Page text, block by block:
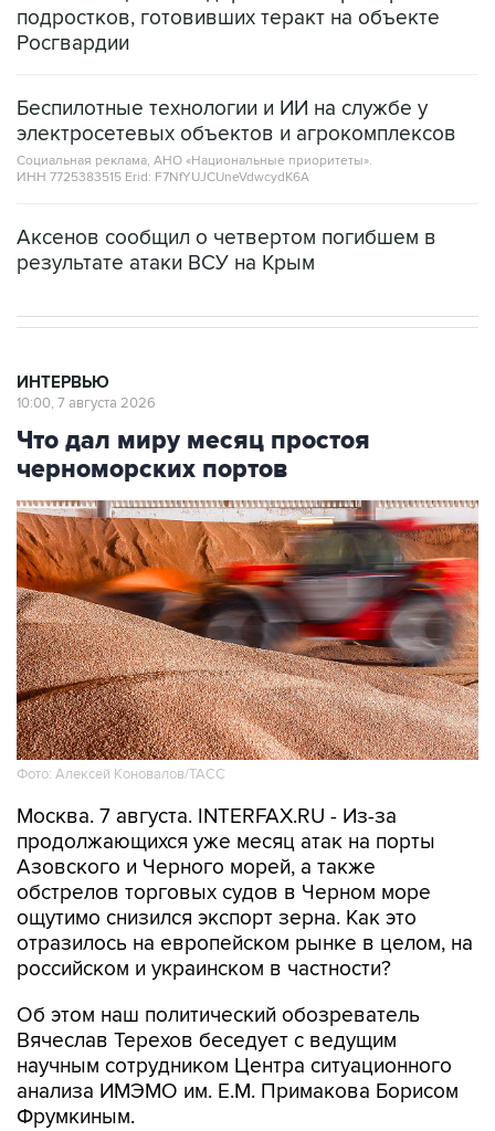
подростков, готовивших теракт на объекте
Росгвардии
Беспилотные технологии и ИИ на службе у
электросетевых объектов и агрокомплексов
Социальная реклама, АНО «Национальные приоритеты».
ИНН 7725383515 Erid: F7NfYUJCUneVdwcydK6A
Аксенов сообщил о четвертом погибшем в
результате атаки ВСУ на Крым
ИНТЕРВЬЮ
10:00, 7 августа 2026
Что дал миру месяц простоя
черноморских портов
Фото: Алексей Коновалов/ТАСС
Москва. 7 августа. INTERFAX.RU - Из-за
продолжающихся уже месяц атак на порты
Азовского и Черного морей, а также
обстрелов торговых судов в Черном море
ощутимо снизился экспорт зерна. Как это
отразилось на европейском рынке в целом, на
российском и украинском в частности?
Об этом наш политический обозреватель
Вячеслав Терехов беседует с ведущим
научным сотрудником Центра ситуационного
анализа ИМЭМО им. Е.М. Примакова Борисом
Фрумкиным.